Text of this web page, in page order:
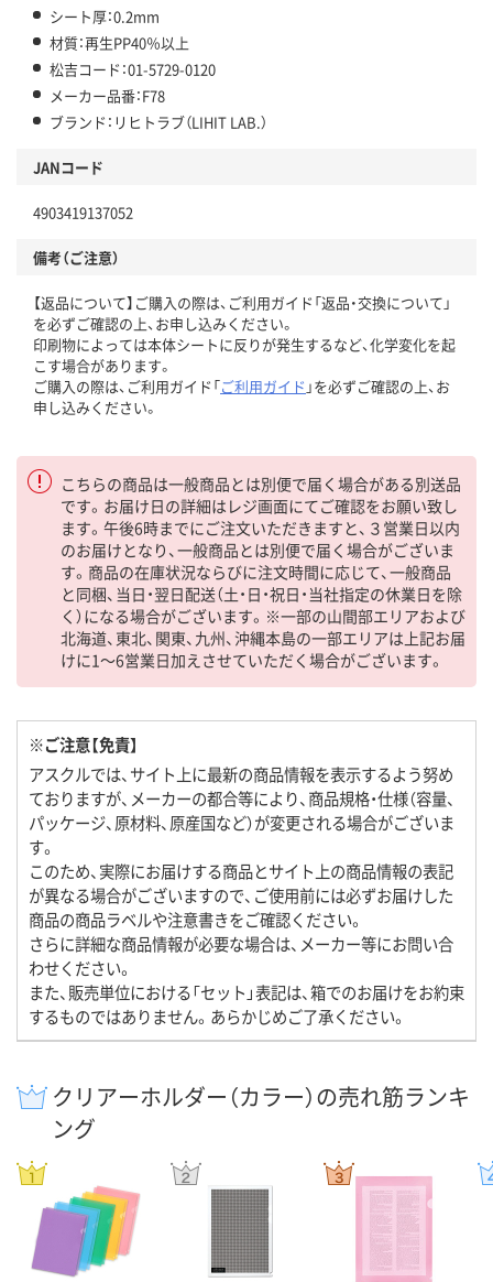
シート厚：0.2mm
材質：再生PP40％以上
松吉コード：01-5729-0120
メーカー品番：F78
ブランド：リヒトラブ（LIHIT LAB.）
JANコード
4903419137052
備考（ご注意）
【返品について】ご購入の際は、ご利用ガイド「返品・交換について」
を必ずご確認の上、お申し込みください。
印刷物によっては本体シートに反りが発生するなど、化学変化を起
こす場合があります。
ご購入の際は、ご利用ガイド「ご利用ガイド 」を必ずご確認の上、お
申し込みください。
こちらの商品は一般商品とは別便で届く場合がある別送品
です。お届け日の詳細はレジ画面にてご確認をお願い致し
ます。午後6時までにご注文いただきますと、３営業日以内
のお届けとなり、一般商品とは別便で届く場合がございま
す。商品の在庫状況ならびに注文時間に応じて、一般商品
と同梱、当日・翌日配送（土・日・祝日・当社指定の休業日を除
く）になる場合がございます。※一部の山間部エリアおよび
北海道、東北、関東、九州、沖縄本島の一部エリアは上記お届
けに1～6営業日加えさせていただく場合がございます。
※ご注意【免責】
アスクルでは、サイト上に最新の商品情報を表示するよう努め
ておりますが、メーカーの都合等により、商品規格・仕様（容量、
パッケージ、原材料、原産国など）が変更される場合がございま
す。
このため、実際にお届けする商品とサイト上の商品情報の表記
が異なる場合がございますので、ご使用前には必ずお届けした
商品の商品ラベルや注意書きをご確認ください。
さらに詳細な商品情報が必要な場合は、メーカー等にお問い合
わせください。
また、販売単位における「セット」表記は、箱でのお届けをお約束
するものではありません。あらかじめご了承ください。
クリアーホルダー（カラー）の売れ筋ランキ
ング